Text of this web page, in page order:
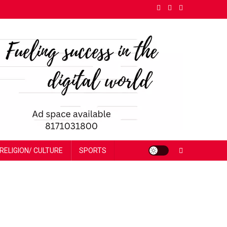
RELIGION/ CULTURE SPORTS